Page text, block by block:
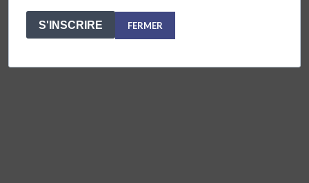
S'INSCRIRE FERMER